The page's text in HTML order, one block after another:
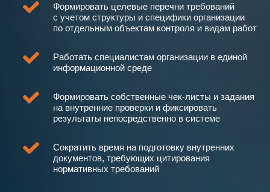
Формировать целевые перечни требований
с учетом структуры и специфики организации
по отдельным объектам контроля и видам работ
Работать специалистам организации в единой
информационной среде
Формировать собственные чек-листы и задания
на внутренние проверки и фиксировать
результаты непосредственно в системе
Сократить время на подготовку внутренних
документов, требующих цитирования
нормативных требований